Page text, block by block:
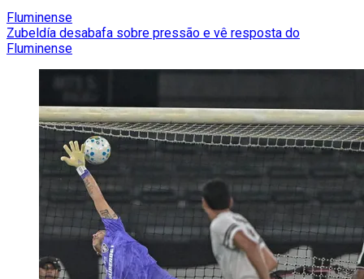
Fluminense
Zubeldía desabafa sobre pressão e vê resposta do
Fluminense